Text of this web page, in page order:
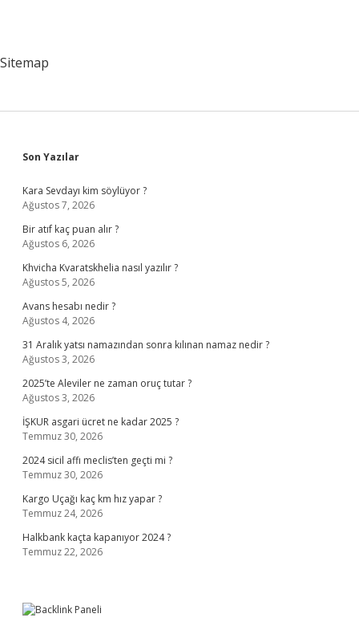
Sitemap
Sidebar
Son Yazılar
Kara Sevdayı kim söylüyor ?
Ağustos 7, 2026
Bir atıf kaç puan alır ?
Ağustos 6, 2026
Khvicha Kvaratskhelia nasıl yazılır ?
Ağustos 5, 2026
Avans hesabı nedir ?
Ağustos 4, 2026
31 Aralık yatsı namazından sonra kılınan namaz nedir ?
Ağustos 3, 2026
2025’te Aleviler ne zaman oruç tutar ?
Ağustos 3, 2026
İŞKUR asgari ücret ne kadar 2025 ?
Temmuz 30, 2026
2024 sicil affı meclis’ten geçti mi ?
Temmuz 30, 2026
Kargo Uçağı kaç km hız yapar ?
Temmuz 24, 2026
Halkbank kaçta kapanıyor 2024 ?
Temmuz 22, 2026